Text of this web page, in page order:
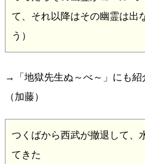
て、それ以降はその幽霊は出
う）
→「地獄先生ぬ～べ～」にも紹
（加藤）
つくばから西武が撤退して、
てきた